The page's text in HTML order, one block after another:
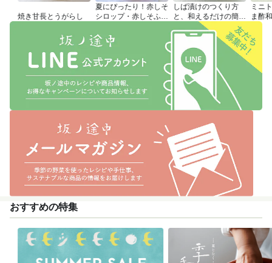
焼き甘長とうがらし
夏にぴったり！赤しそ
シロップ・赤しそふり
しば漬けのつくり方
と、和えるだけの簡単
アレンジレシピ
ミニ
ま酢
おすすめの特集